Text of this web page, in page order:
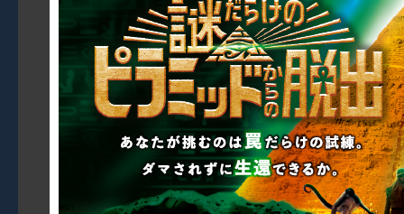
yindailylife
・日本のスヌーピー公
ウント「ピーナッツ【
https://